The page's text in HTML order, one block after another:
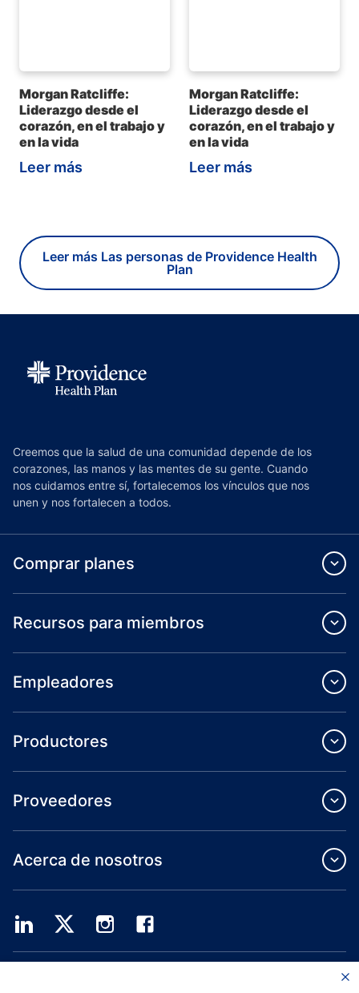
Morgan Ratcliffe:
Liderazgo desde el
corazón, en el trabajo y
en la vida
Leer más
Morgan Ratcliffe:
Liderazgo desde el
corazón, en el trabajo y
en la vida
Leer más
Leer más Las personas de Providence Health
Plan
Creemos que la salud de una comunidad depende de los
corazones, las manos y las mentes de su gente. Cuando
nos cuidamos entre sí, fortalecemos los vínculos que nos
unen y nos fortalecen a todos.
Comprar planes
Recursos para miembros
Empleadores
Productores
Proveedores
Acerca de nosotros